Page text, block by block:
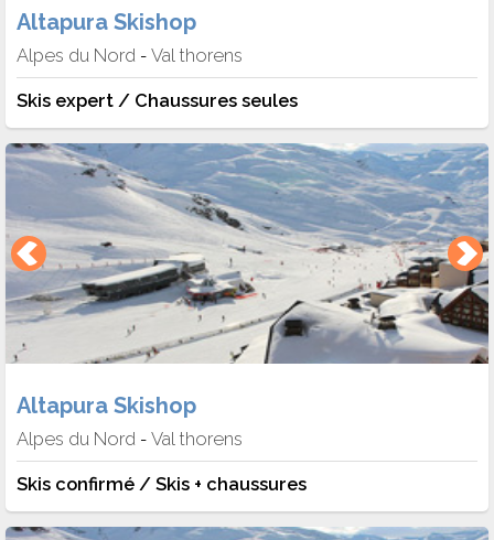
Altapura Skishop
Alpes du Nord - Val thorens
Skis expert / Chaussures seules
Altapura Skishop
Alpes du Nord - Val thorens
Skis confirmé / Skis + chaussures